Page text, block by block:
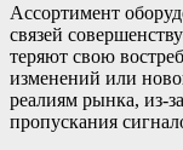
Ассортимент
связей
теряют свою
изменений или
реалиям рынка, из-
пропускания